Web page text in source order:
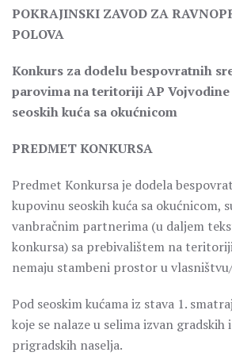
POKRAJINSKI ZAVOD ZA
POLOVA
Konkurs za dodelu bespovratnih
parovima na teritoriji AP
seoskih kuća sa okućnicom
PREDMET KONKURSA
Predmet Konkursa je dodela
kupovinu seoskih kuća sa okućnicom,
vanbračnim partnerima (u daljem
konkursa) sa prebivalištem na
nemaju stambeni prostor u
Pod seoskim kućama iz stava 1.
koje se nalaze u selima izvan
prigradskih naselja.